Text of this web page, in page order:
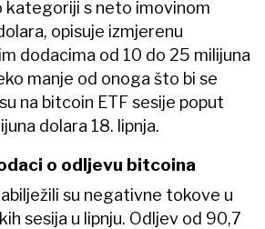
kategoriji s neto imovinom
opisuje izmjerenu
dodacima od 10 do 25 milijuna
manje od onoga što bi se
na bitcoin ETF sesije poput
dolara 18. lipnja.
o odljevu bitcoina
su negativne tokove u
sesija u lipnju. Odljev od 90,7